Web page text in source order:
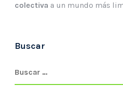
colectiva a un mundo más
Buscar